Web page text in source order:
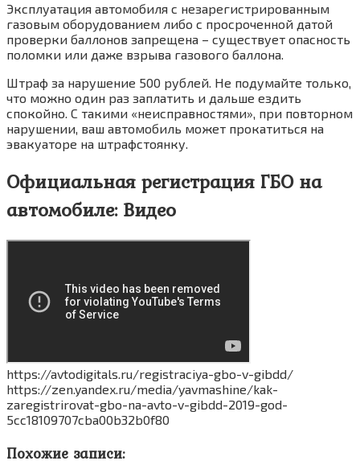
Эксплуатация автомобиля с незарегистрированным
газовым оборудованием либо с просроченной датой
проверки баллонов запрещена – существует опасность
поломки или даже взрыва газового баллона.
Штраф за нарушение 500 рублей. Не подумайте только,
что можно один раз заплатить и дальше ездить
спокойно. С такими «неисправностями», при повторном
нарушении, ваш автомобиль может прокатиться на
эвакуаторе на штрафстоянку.
Официальная регистрация ГБО на
автомобиле: Видео
https://avtodigitals.ru/registraciya-gbo-v-gibdd/
https://zen.yandex.ru/media/yavmashine/kak-
zaregistrirovat-gbo-na-avto-v-gibdd-2019-god-
5cc18109707cba00b32b0f80
Похожие записи: